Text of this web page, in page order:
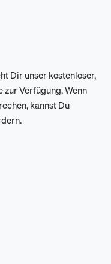
Dir unser kostenloser,
Verfügung. Wenn
kannst Du